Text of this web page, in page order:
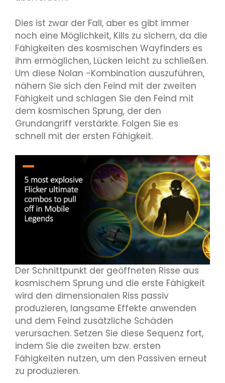
Dies ist zwar der Fall, aber es gibt immer
noch eine Möglichkeit, Kills zu sichern, da die
Fähigkeiten des kosmischen Wayfinders es
ihm ermöglichen, Lücken leicht zu schließen.
Um diese Nolan -Kombination auszuführen,
nähern Sie sich den Feind mit der zweiten
Fähigkeit und schlagen Sie den Feind mit
dem kosmischen Sprung, der den
Grundangriff verstärkte. Folgen Sie es
schnell mit der ersten Fähigkeit.
Der Schnittpunkt der geöffneten Risse aus
kosmischem Sprung und die erste Fähigkeit
wird den dimensionalen Riss passiv
produzieren, langsame Effekte anwenden
und dem Feind zusätzliche Schäden
verursachen. Setzen Sie diese Sequenz fort,
indem Sie die zweiten bzw. ersten
Fähigkeiten nutzen, um den Passiven erneut
zu produzieren.